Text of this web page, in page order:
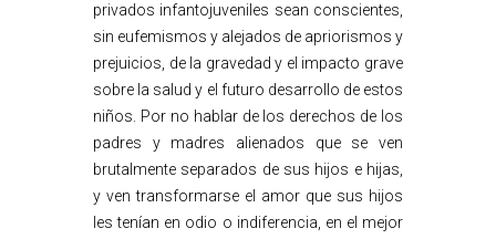
privados infantojuveniles sean conscientes,
sin eufemismos y alejados de apriorismos y
prejuicios, de la gravedad y el impacto grave
sobre la salud y el futuro desarrollo de estos
niños. Por no hablar de los derechos de los
padres y madres alienados que se ven
brutalmente separados de sus hijos e hijas,
y ven transformarse el amor que sus hijos
les tenían en odio o indiferencia, en el mejor